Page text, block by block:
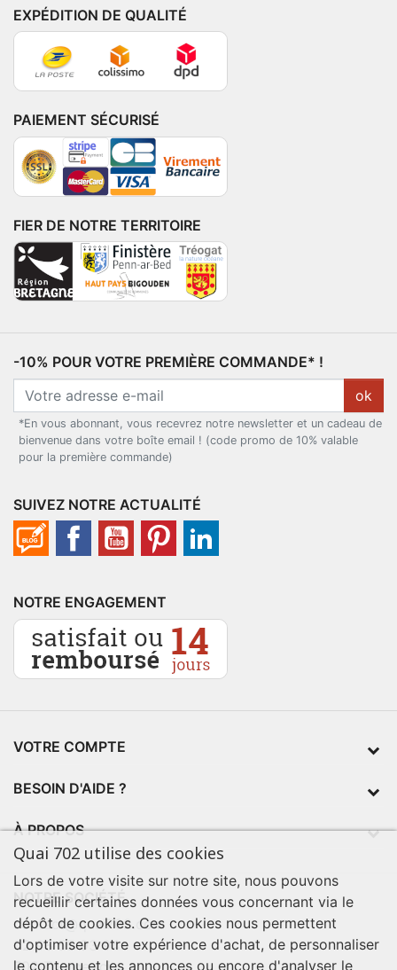
EXPÉDITION DE QUALITÉ
PAIEMENT SÉCURISÉ
FIER DE NOTRE TERRITOIRE
-10% POUR VOTRE PREMIÈRE COMMANDE* !
ok
*En vous abonnant, vous recevrez notre newsletter et un cadeau de
bienvenue dans votre boîte email ! (code promo de 10% valable
pour la première commande)
SUIVEZ NOTRE ACTUALITÉ
NOTRE ENGAGEMENT
VOTRE COMPTE
BESOIN D'AIDE ?
À PROPOS
NOTRE SOCIÉTÉ
contact@quai702.com
02 98 55 93 94
Quai 702 utilise des cookies
Lors de votre visite sur notre site, nous pouvons
recueillir certaines données vous concernant via le
dépôt de cookies. Ces cookies nous permettent
d'optimiser votre expérience d'achat, de personnaliser
le contenu et les annonces ou encore d'analyser le